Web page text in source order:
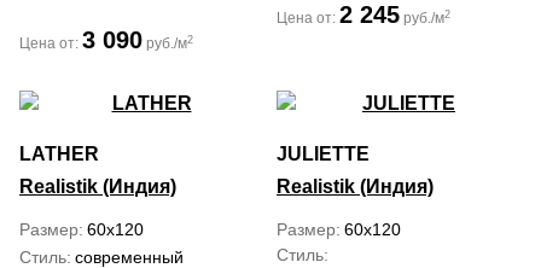
Цена от: 3 090 руб./м2
Цена от: 2 245 руб./м2
LATHER
Realistik (Индия)
Размер 60x120
Стиль современный
JULIETTE
Realistik (Индия)
Размер 60x120
Стиль